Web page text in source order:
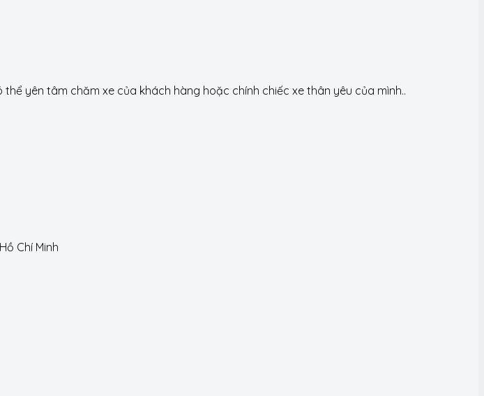
yên tâm chăm xe của khách hàng hoặc chính chiếc xe thân yêu của mình..
Chí Minh